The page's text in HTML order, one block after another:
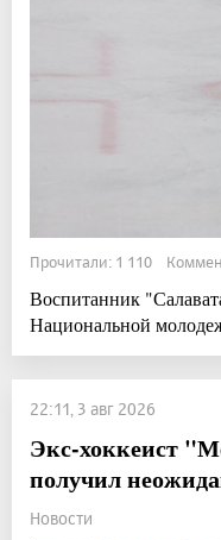
Прочитали: 1 110
Воспитанник
Национальной
22:11, 3 авг 2026
Экс-хоккеист
получил
Новости